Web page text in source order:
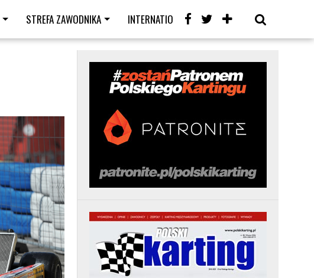
STREFA ZAWODNIKA INTERNATIONAL KARTING CAFE